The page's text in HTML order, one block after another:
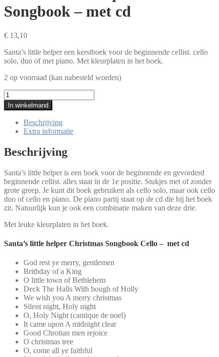
Songbook – met cd
€ 13,10
Santa’s little helper een kerstboek voor de beginnende cellist. cello
solo, duo of met piano. Met kleurplaten in het boek.
2 op voorraad (kan nabesteld worden)
Santa's
little
helper
Christmas
Songbook
met
cd
In winkelmand
Beschrijving
Extra informatie
Beschrijving
Santa’s little helper is een boek voor de beginnende en gevorderd
beginnende cellist. alles staat in de 1e positie. Stukjes met of zonder
grote greep. Je kunt dit boek gebruiken als cello solo, maar ook cello
duo of cello en piano. De piano partij staat op de cd die bij het boek
zit. Natuurlijk kun je ook een combinatie maken van deze drie.
Met leuke kleurplaten in het boek.
Santa’s little helper Christmas Songbook Cello – met cd
God rest ye merry, gentlemen
Brithday of a King
O little town of Bethlehem
Deck The Halls With bough of Holly
We wish you A merry christmas
Silent night, Holy night
O, Holy Night (cantique de noel)
It came upon A midnight clear
Good Chrotian men rejoice
O christmas tree
O, come all ye faithful